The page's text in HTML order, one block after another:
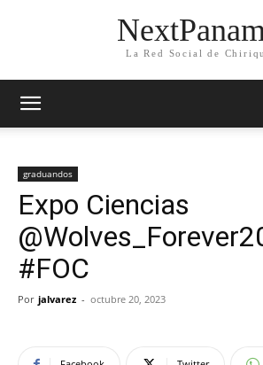
La Red Social de
graduandos
Expo Ciencias
#FOC
Por jalvarez - octubre 20, 2023